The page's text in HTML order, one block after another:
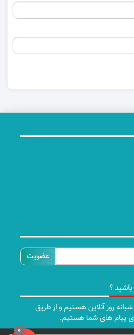
ایمیل
؟
کل 24 ساعت شبانه روز آنلاین هستیم و از طریق
پیام های شما هستیم.
0